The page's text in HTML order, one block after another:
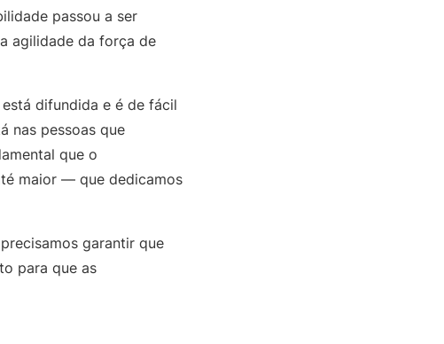
passou a ser
agilidade da força de
difundida e é de fácil
nas pessoas que
que o
maior ― que dedicamos
garantir que
para que as